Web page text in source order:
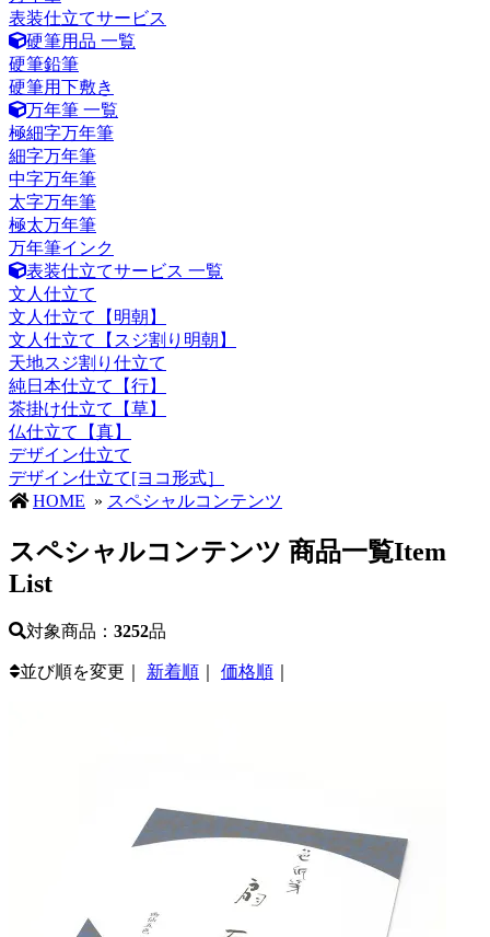
表装仕立てサービス
硬筆用品 一覧
硬筆鉛筆
硬筆用下敷き
万年筆 一覧
極細字万年筆
細字万年筆
中字万年筆
太字万年筆
極太万年筆
万年筆インク
表装仕立てサービス 一覧
文人仕立て
文人仕立て【明朝】
文人仕立て【スジ割り明朝】
天地スジ割り仕立て
純日本仕立て【行】
茶掛け仕立て【草】
仏仕立て【真】
デザイン仕立て
デザイン仕立て[ヨコ形式］
HOME » スペシャルコンテンツ
スペシャルコンテンツ 商品一覧Item
List
対象商品： 3252品
並び順を変更｜ 新着順 価格順